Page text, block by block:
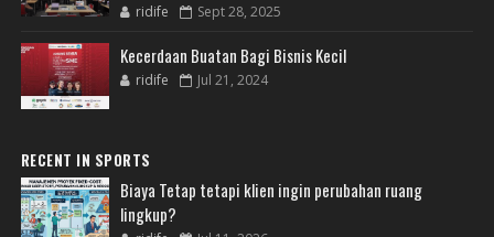
ridife Sept 28, 2025
Kecerdaan Buatan Bagi Bisnis Kecil
ridife Jul 21, 2024
RECENT IN SPORTS
Biaya Tetap tetapi klien ingin perubahan ruang
lingkup?